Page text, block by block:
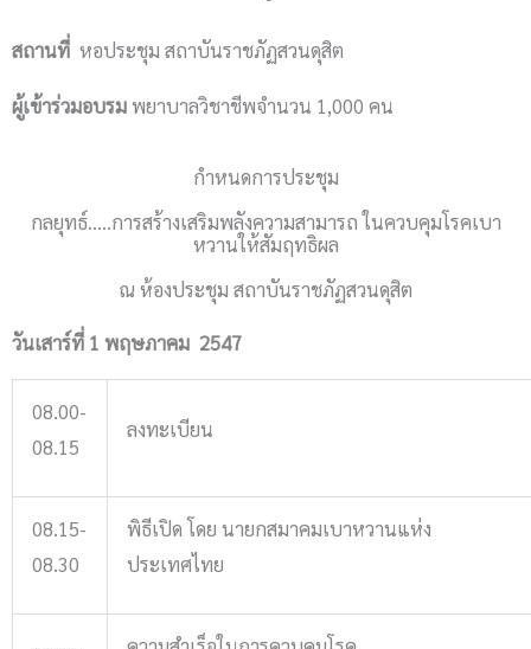
สถานที่ หอประชุม สถาบันราชภัฏสวนดุสิต
ผู้เข้าร่วมอบรมพยาบาลวิชาชีพจำนวน 1,000 คน
กำหนดการประชุม
กลยุทธ์…..การสร้างเสริมพลังความสามารถ ในควบคุมโรคเบา
หวานให้สัมฤทธิผล
ณ ห้องประชุม สถาบันราชภัฏสวนดุสิต
วันเสาร์ที่ 1 พฤษภาคม 2547
08.00-
08.15
ลงทะเบียน
08.15-
08.30
พิธีเปิด โดย นายกสมาคมเบาหวานแห่ง
ประเทศไทย